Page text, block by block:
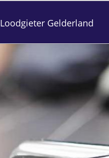
Loodgieter Gelderland